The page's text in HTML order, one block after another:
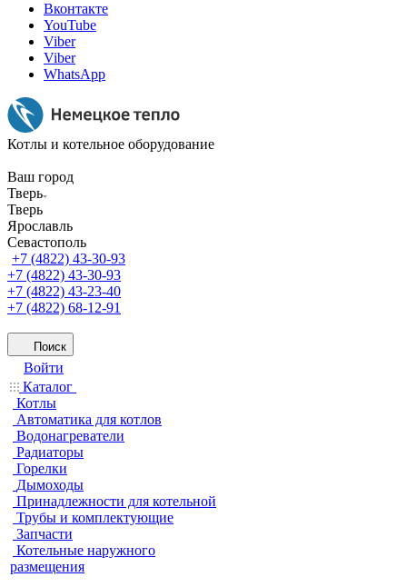
Вконтакте
YouTube
Viber
Viber
WhatsApp
Котлы и котельное оборудование
Ваш город
Тверь
Тверь
Ярославль
Севастополь
+7 (4822) 43-30-93
+7 (4822) 43-30-93
+7 (4822) 43-23-40
+7 (4822) 68-12-91
Поиск
Войти
Каталог
Котлы
Автоматика для котлов
Водонагреватели
Радиаторы
Горелки
Дымоходы
Принадлежности для котельной
Трубы и комплектующие
Запчасти
Котельные наружного
размещения